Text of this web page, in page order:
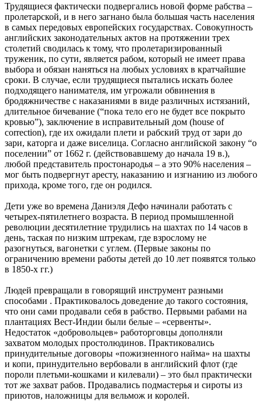
Трудящиеся фактически подвергались новой форме рабства –
пролетарской, и в него загнано была большая часть населения
в самых передовых европейских государствах. Совокупность
английских законодательных актов на протяжении трех
столетий сводилась к тому, что пролетаризированный
труженик, по сути, является рабом, который не имеет права
выбора и обязан наняться на любых условиях в кратчайшие
сроки. В случае, если трудящиеся пытались искать более
подходящего нанимателя, им угрожали обвинения в
бродяжничестве с наказаниями в виде различных истязаний,
длительное бичевание (“пока тело его не будет все покрыто
кровью”), заключение в исправительный дом (house of
correction), где их ожидали плети и рабский труд от зари до
зари, каторга и даже виселица. Согласно английской закону “о
поселении” от 1662 г. (действовавшему до начала 19 в.),
любой представитель простонародья – а это 90% населения –
мог быть подвергнут аресту, наказанию и изгнанию из любого
прихода, кроме того, где он родился.
Дети уже во времена Даниэля Дефо начинали работать с
четырех-пятилетнего возраста. В период промышленной
революции десятилетние трудились на шахтах по 14 часов в
день, таская по низким штрекам, где взрослому не
разогнуться, вагонетки с углем. (Первые законы по
ограничению времени работы детей до 10 лет появятся только
в 1850-х гг.)
Людей превращали в говорящий инструмент разными
способами . Практиковалось доведение до такого состояния,
что они сами продавали себя в рабство. Первыми рабами на
плантациях Вест-Индии были белые – «сервенты».
Недостаток «добровольцев» работорговцы дополняли
захватом молодых простолюдинов. Практиковались
принудительные договоры «пожизненного найма» на шахты
и копи, принудительно вербовали в английский флот (где
пороли плетьми-кошками и килевали) – это был практически
тот же захват рабов. Продавались подмастерья и сироты из
приютов, наложницы для вельмож и королей.